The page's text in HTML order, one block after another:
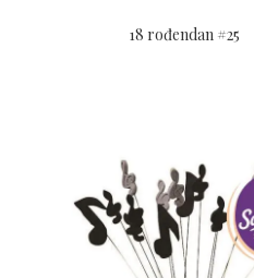
18 rođendan #25